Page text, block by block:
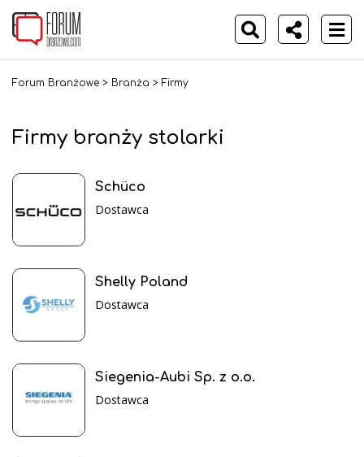
Forum Branżowe > Branża > Firmy
Firmy branży stolarki
Schüco
Dostawca
Shelly Poland
Dostawca
Siegenia-Aubi Sp. z o.o.
Dostawca